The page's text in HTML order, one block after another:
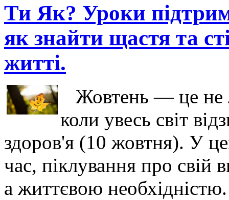
Ти Як? Уроки
як знайти щастя та
житті.
Жовтень — це не
коли увесь світ
здоров'я (10 жовтня). У
час, піклування про свій
а життєвою необхідністю.